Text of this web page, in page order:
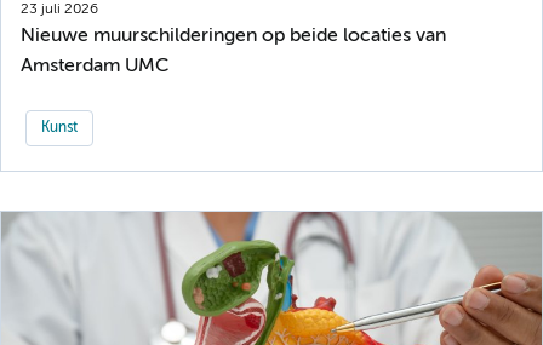
23 juli 2026
Nieuwe muurschilderingen op beide locaties van
Amsterdam UMC
Kunst